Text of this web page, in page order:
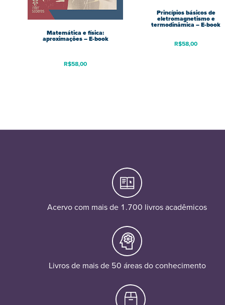
Matemática e física:
aproximações – E-book
R$58,00
Princípios básicos de
eletromagnetismo e
termodinâmica – E-book
R$58,00
Acervo com mais de 1.700 livros acadêmicos
Livros de mais de 50 áreas do conhecimento